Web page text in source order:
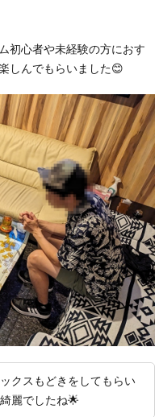
初心者や未経験の方におす
しんでもらいました😊
クスもどきをしてもらい
麗でしたね🌟